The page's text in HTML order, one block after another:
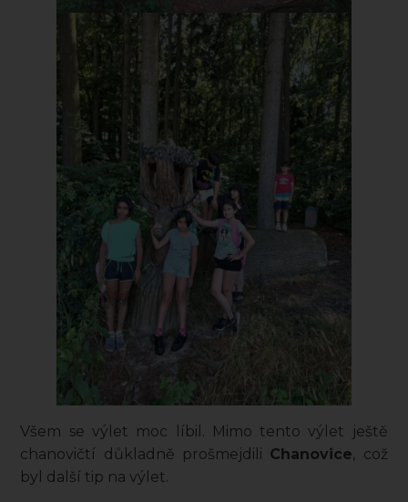
Všem se výlet moc líbil. Mimo tento výlet ještě
chanovičtí důkladně prošmejdili Chanovice, což
byl další tip na výlet.